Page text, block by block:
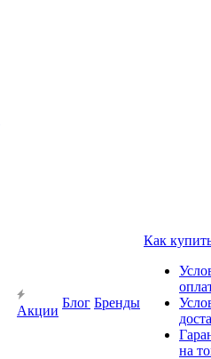
Акции
Блог Бренды
Как
на